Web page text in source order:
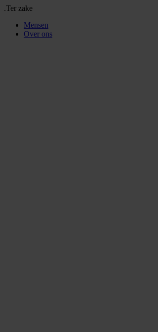
.Ter zake
Mensen
Over ons